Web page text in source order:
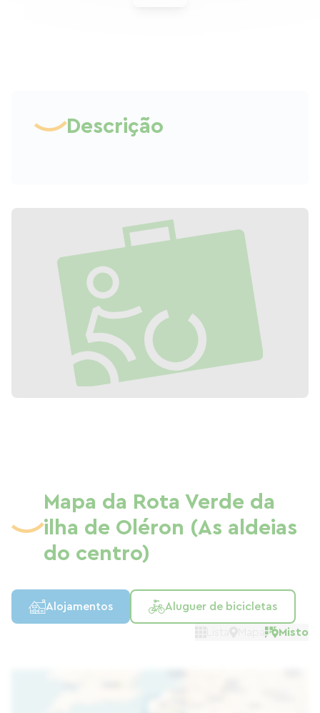
Descrição
Mapa da Rota Verde da
ilha de Oléron (As aldeias
do centro)
Alojamentos Aluguer de bicicletas
Misto